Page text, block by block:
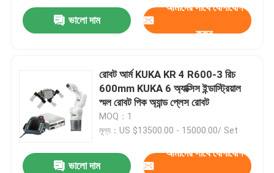
ভালো দাম
আমাদের সাথে যোগাযোগ
করুন
রোবট আর্ম KUKA KR 4 R600-3 রিচ
600mm KUKA 6 অ্যাক্সিস ইন্ডাস্ট্রিয়াল
স্মল রোবট পিক অ্যান্ড প্লেস রোবট
MOQ：1
মূল্য：US $13500.00 - 15000.00/ Set
ভালো দাম
আমাদের সাথে যোগাযোগ